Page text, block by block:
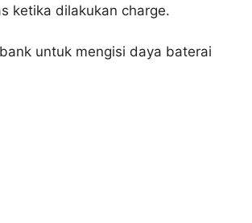
ketika dilakukan charge.
untuk mengisi daya baterai